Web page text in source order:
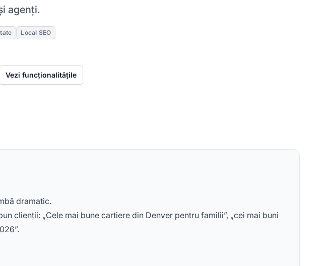
agenți.
Local SEO
Vezi funcționalitățile
dramatic.
clienții: „Cele mai bune cartiere din Denver pentru familii”, „cei mai buni